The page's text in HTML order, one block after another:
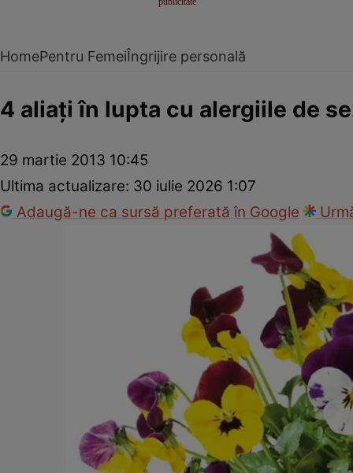
HomePentru FemeiÎngrijire personală
4 aliaţi în lupta cu alergiile de
29 martie 2013 10:45
Ultima actualizare: 30 iulie 2026 1:07
Adaugă-ne ca sursă preferată în Google